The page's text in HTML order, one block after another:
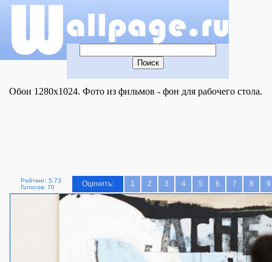
Обои 1280x1024. Фото из фильмов - фон для рабочего стола.
Рейтинг: 5.73
Голосов: 70
Оценить: 1 2 3 4 5 6 7 8 9